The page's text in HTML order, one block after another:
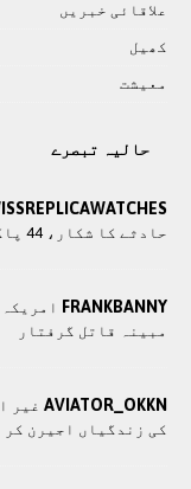
علاقائی خبريں
کھيل
معيشت
حالیہ تبصرے
حادثے کا شکار، 44 پاکستانیوں سمیت 50 افراد ہلاک
FRANKBANNY
مبینہ قاتل گرفتار
AVIATOR_OKKN غیر
کی زندگیاں اجیرن کر